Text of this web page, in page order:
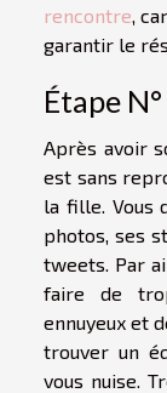
rencontre,
garantir le
Étape
Après avoir
est sans
la fille. Vous
photos, ses
tweets. Par
faire de
ennuyeux et
trouver un
vous nuise.